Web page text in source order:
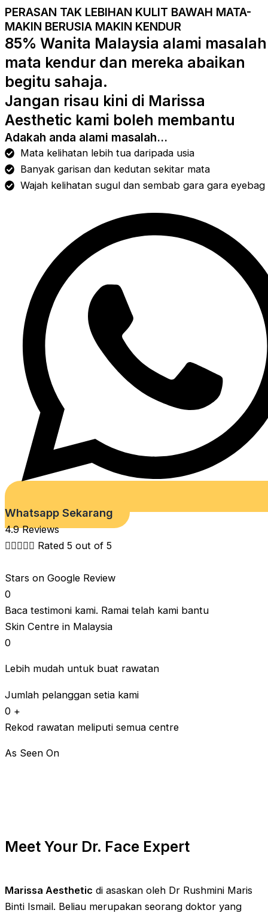
PERASAN TAK LEBIHAN KULIT BAWAH MATA-
MAKIN BERUSIA MAKIN KENDUR
85% Wanita Malaysia alami masalah
mata kendur dan mereka abaikan
begitu sahaja.
Jangan risau kini di Marissa
Aesthetic kami boleh membantu
Adakah anda alami masalah...
Mata kelihatan lebih tua daripada usia
Banyak garisan dan kedutan sekitar mata
Wajah kelihatan sugul dan sembab gara gara eyebag
Whatsapp Sekarang
4.9 Reviews
 Rated 5 out of 5
Stars on Google Review
0
Baca testimoni kami. Ramai telah kami bantu
Skin Centre in Malaysia
0
Lebih mudah untuk buat rawatan
Jumlah pelanggan setia kami
0 +
Rekod rawatan meliputi semua centre
As Seen On
Meet Your Dr. Face Expert
Marissa Aesthetic di asaskan oleh Dr Rushmini Maris
Binti Ismail. Beliau merupakan seorang doktor yang